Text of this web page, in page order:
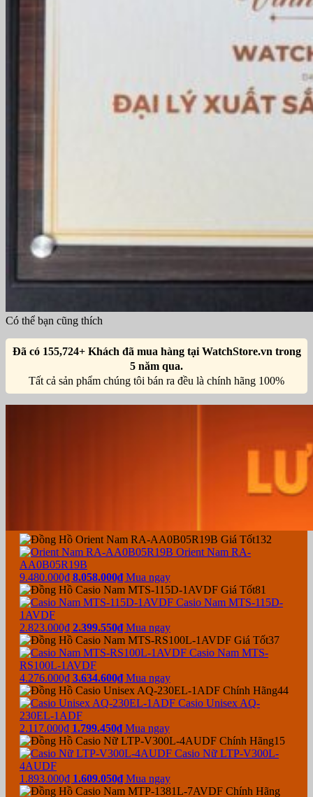
Có thể bạn cũng thích
Đã có 155,724+ Khách đã mua hàng tại WatchStore.vn trong
5 năm qua.
Tất cả sản phẩm chúng tôi bán ra đều là chính hãng 100%
132
Orient Nam RA-
AA0B05R19B
9.480.000₫ 8.058.000₫Mua ngay
81
Casio Nam MTS-115D-
1AVDF
2.823.000₫ 2.399.550₫Mua ngay
37
Casio Nam MTS-
RS100L-1AVDF
4.276.000₫ 3.634.600₫Mua ngay
44
Casio Unisex AQ-
230EL-1ADF
2.117.000₫ 1.799.450₫Mua ngay
15
Casio Nữ LTP-V300L-
4AUDF
1.893.000₫ 1.609.050₫Mua ngay